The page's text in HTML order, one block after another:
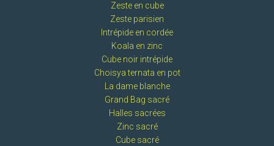
Zeste en cube
Zeste parisien
Intrépide en cordée
Koala en zinc
Cube noir intrépide
Choisya ternata en pot
La dame blanche
Grand Bag sacré
Halles sacrées
Zinc sacré
Cube sacré